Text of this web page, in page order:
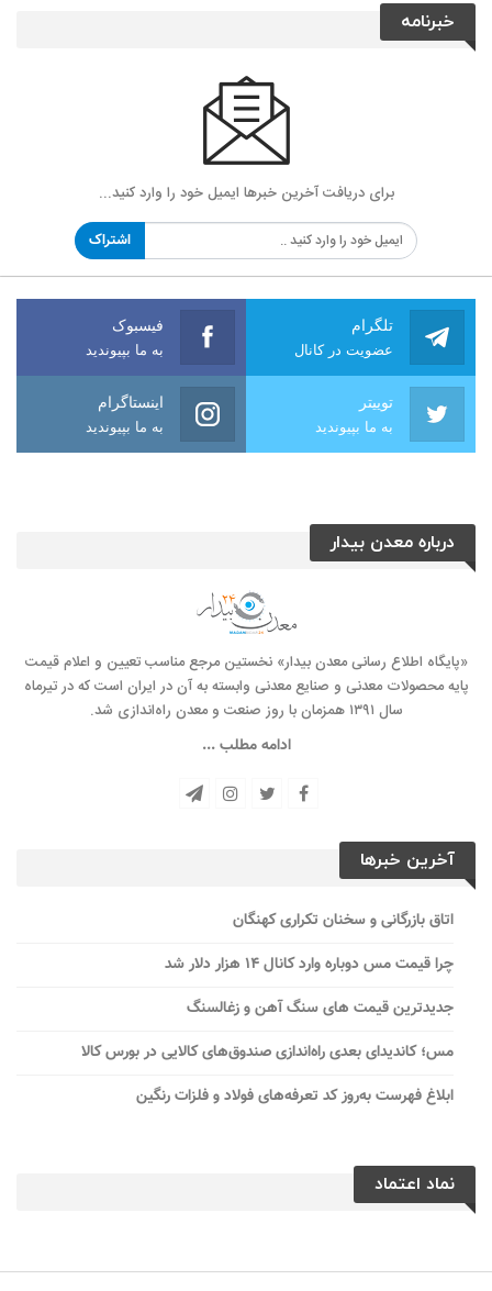
خبرنامه
برای دریافت آخرین خبرها ایمیل خود را وارد کنید...
اشتراک
تلگرام
عضویت در کانال
فیسبوک
به ما بپیوندید
توییتر
به ما بپیوندید
اینستاگرام
به ما بپیوندید
درباره معدن بیدار
«پایگاه اطلاع رسانی معدن بیدار» نخستین مرجع مناسب تعیین و اعلام قیمت
پایه محصولات معدنی و صنایع معدنی وابسته به آن در ایران است که در تیرماه
سال ۱۳۹۱ همزمان با روز صنعت و معدن راه‌‌اندازی شد.
ادامه مطلب ...
آخرین خبرها
اتاق بازرگانی و سخنان تکراری کهنگان
چرا قیمت مس دوباره وارد کانال ۱۴ هزار دلار شد
جدیدترین قیمت های سنگ آهن و زغالسنگ
مس؛ کاندیدای بعدی راه‌اندازی صندوق‌های کالایی در بورس کالا
ابلاغ فهرست به‌روز کد تعرفه‌های فولاد و فلزات رنگین
نماد اعتماد